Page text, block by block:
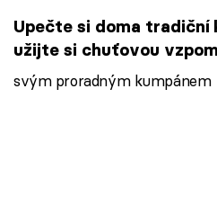
Upečte si doma
užijte si chuťovou
svým proradným kumpánem